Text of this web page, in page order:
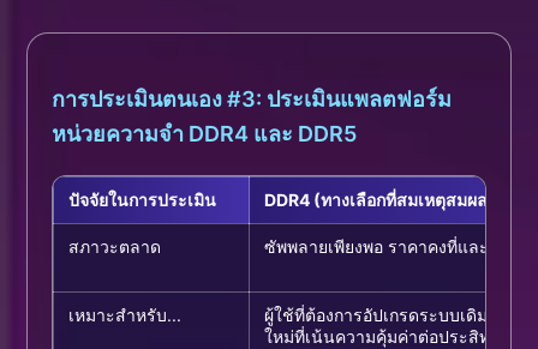
การประเมินตนเอง #3: ประเมินแพลตฟอร์ม
หน่วยความจำ DDR4 และ DDR5
ปัจจัยในการประเมิน DDR4 (ทางเลือกที่สมเหตุสมผล)
สภาวะตลาด ซัพพลายเพียงพอ ราคาคงที่และเข้าถึง
เหมาะสำหรับ...
ผู้ใช้ที่ต้องการอัปเกรดระบบเดิม หรือส
ใหม่ที่เน้นความคุ้มค่าต่อประสิทธิภาพ